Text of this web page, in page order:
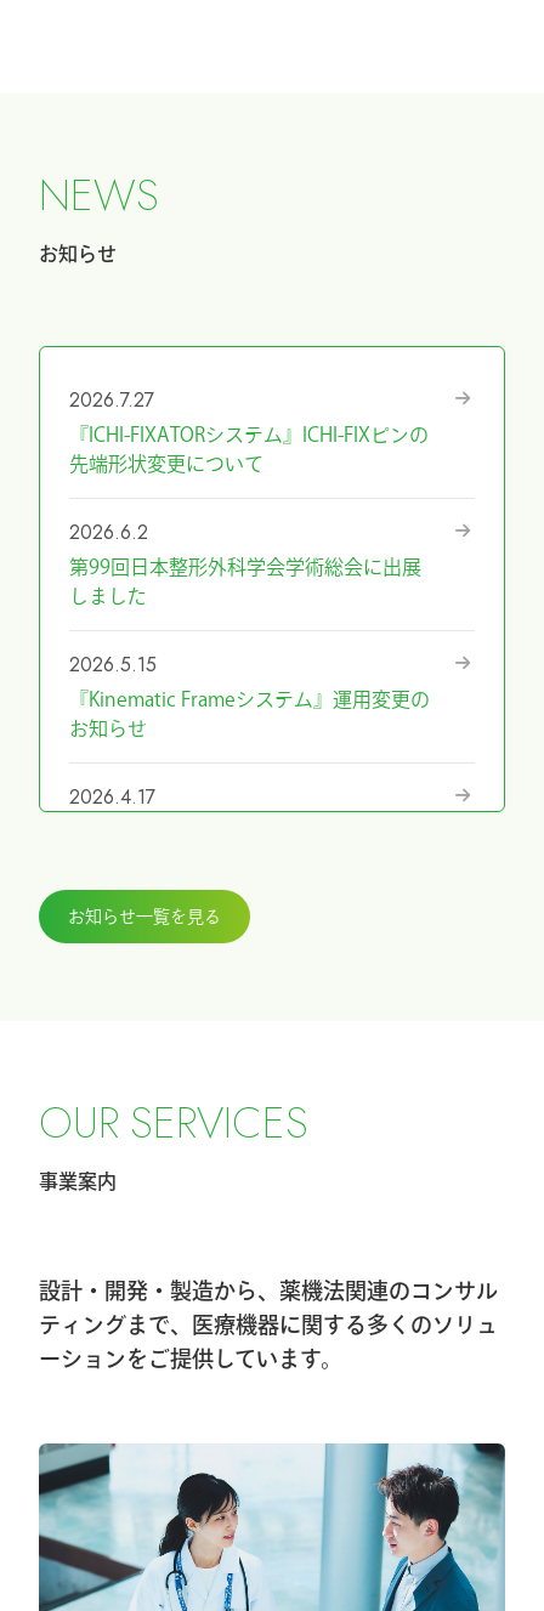
NEWS
お知らせ
2026.7.27
『ICHI-FIXATORシステム』ICHI-FIXピンの
先端形状変更について
2026.6.2
第99回日本整形外科学会学術総会に出展
しました
2026.5.15
『Kinematic Frameシステム』運用変更の
お知らせ
2026.4.17
2026.3.27
せ
2026.2.20
2026.1.8
第40回東日本手外科研究会出展＆ハンズ
2026.1.7
大阪物流センター開設(移転)のお知らせ
2026.1.7
『SurgiGear1.0システム』の販売終了のお
お知らせ一覧を見る
OUR SERVICES
事業案内
設計・開発・製造から、薬機法関連のコンサル
ティングまで、医療機器に関する多くのソリュ
ーションをご提供しています。